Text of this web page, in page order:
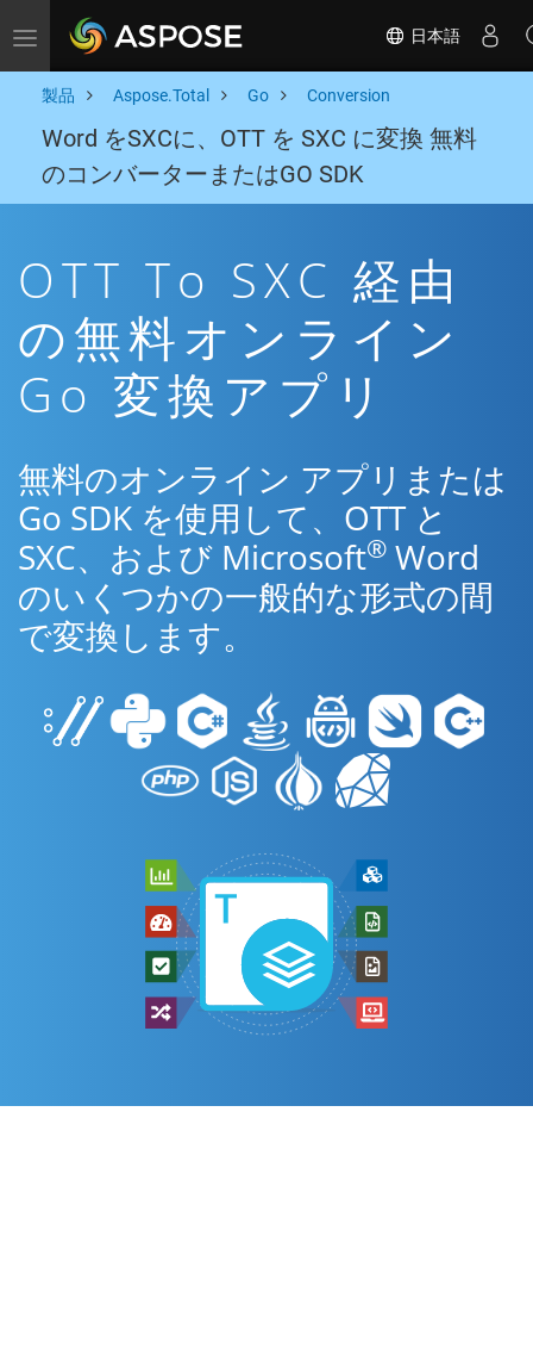
Toggle navigation 日本語
製品 Aspose.Total Go Conversion
Word をSXCに、OTT を SXC に変換 無料
のコンバーターまたはGO SDK
OTT To SXC 経由
の無料オンライン
Go 変換アプリ
無料のオンライン アプリまたは
Go SDK を使用して、OTT と
SXC、および Microsoft® Word
のいくつかの一般的な形式の間
で変換します。